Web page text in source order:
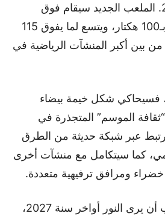
مارس من سنة 2024. الملعب الجديد سيقام فوق
مساحة شاسعة تقدر بـ100 هكتار، ويتسع لما يفوق 115
بين أكبر المنشآت الرياضية في
فسيحاكي شكل خيمة بيضاء
الموسم” المتجذرة في
عبر شبكة حديثة من الطرق
كما سيتكامل مع منشآت أخرى
ومرافق ترفيهية متعددة.
المشروع من المرتقب أن يرى النور أواخر سنة 2027،